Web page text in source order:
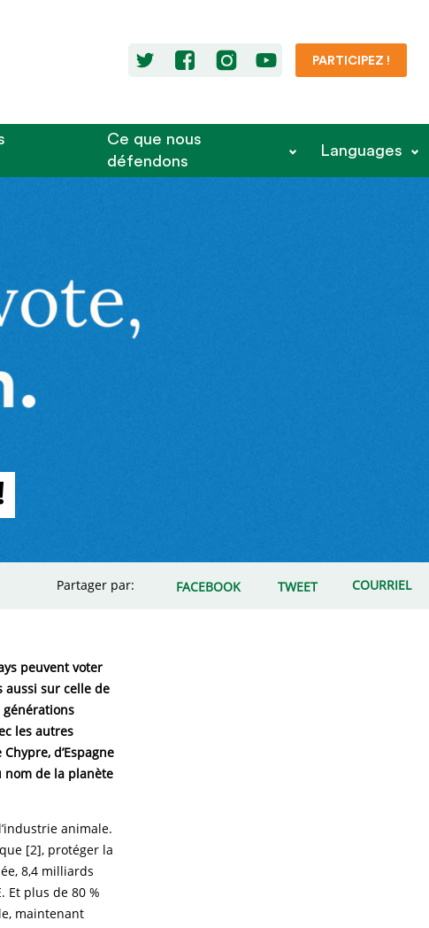
PARTICIPEZ !
Ce que nous
défendons
Languages
Partager par: FACEBOOK TWEET COURRIEL
peuvent voter
aussi sur celle de
les autres
d’Espagne
nom de la planète
animale.
[2], protéger la
8,4 milliards
Et plus de 80 %
maintenant